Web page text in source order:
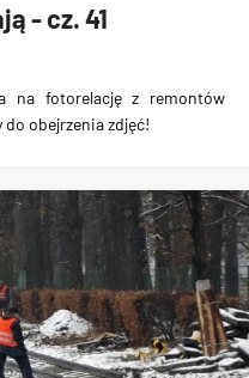
- cz. 41
na fotorelację z remontów
obejrzenia zdjęć!